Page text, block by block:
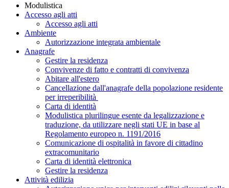
Modulistica
Accesso agli atti
Accesso agli atti
Ambiente
Autorizzazione integrata ambientale
Anagrafe
Gestire la residenza
Convivenze di fatto e contratti di convivenza
Abitare all'estero
Cancellazione dall'anagrafe della popolazione residente
per irreperibilità
Carta di identità
Modulistica plurilingue esente da legalizzazione e
traduzione, da utilizzare negli stati UE in base al
Regolamento europeo n. 1191/2016
Comunicazione di ospitalità in favore di cittadino
extracomunitario
Carta di identità elettronica
Gestire la residenza
Attività edilizia